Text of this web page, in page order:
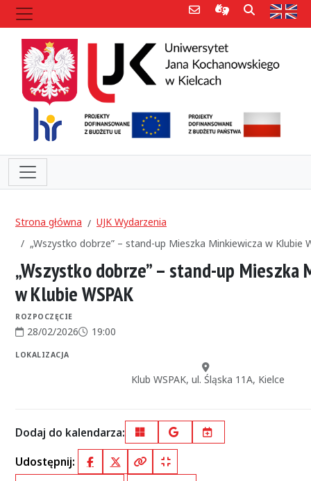
Poczta e-mailInformacje dla
Szukaj
Strona główna
UJK Wydarzenia
„Wszystko dobrze” – stand-up Mieszka Minkiewicza w Klubie
„Wszystko dobrze” – stand-up Mieszka
w Klubie WSPAK
ROZPOCZĘCIE
Data rozpoczęcia:
28/02/2026Godzina rozpoczęcia:
19:00
LOKALIZACJA
Miejsce:
Klub WSPAK, ul. Śląska 11A, Kielce
Dodaj do kalendarza: OutlookGoogle Calendar
iCal
Udostępnij:
FacebookX (Twitter)
Kopiuj pełny link
Kopiuj krótki link